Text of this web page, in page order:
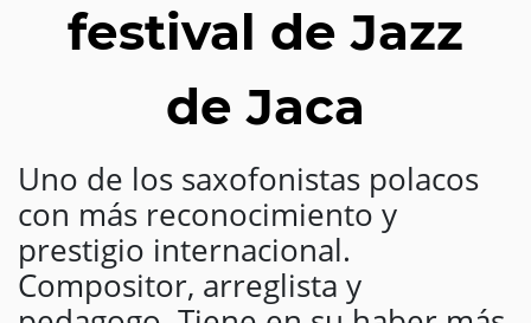
festival de Jazz
de Jaca
Uno de los saxofonistas polacos
con más reconocimiento y
prestigio internacional.
Compositor, arreglista y